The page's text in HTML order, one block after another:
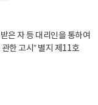
은 자 등 대리인을 통하여
한 고시” 별지 제11호